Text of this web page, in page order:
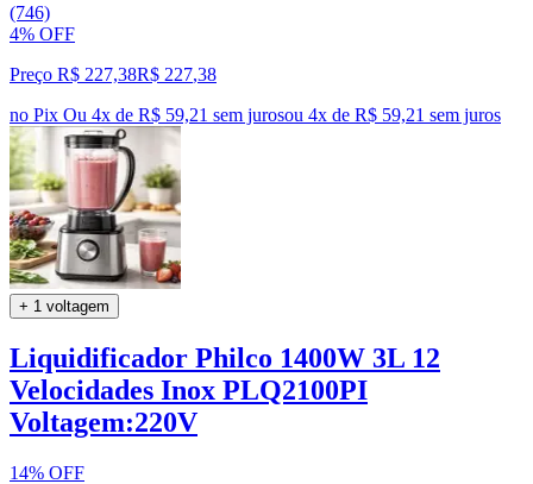
(746)
4% OFF
Preço R$ 227,38R$ 227,38
no Pix Ou 4x de R$ 59,21 sem jurosou 4x de R$ 59,21 sem juros
+ 1 voltagem
Liquidificador Philco 1400W 3L 12
Velocidades Inox PLQ2100PI
Voltagem:220V
14% OFF